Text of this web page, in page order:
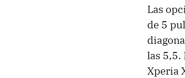
Las
de 5
las 5,5.
Xperia